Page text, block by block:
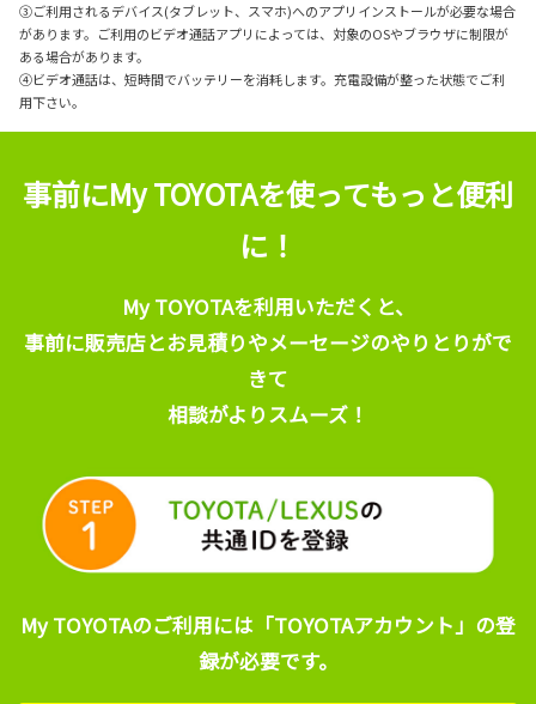
③ご利用されるデバイス(タブレット、スマホ)へのアプリインストールが必要な場合
があります。ご利用のビデオ通話アプリによっては、対象のOSやブラウザに制限が
ある場合があります。
④ビデオ通話は、短時間でバッテリーを消耗します。充電設備が整った状態でご利
用下さい。
事前にMy TOYOTAを使ってもっと便利
に！
My TOYOTAを利用いただくと、
事前に販売店とお見積りやメーセージのやりとりがで
きて
相談がよりスムーズ！
My TOYOTAのご利用には「TOYOTAアカウント」の登
録が必要です。